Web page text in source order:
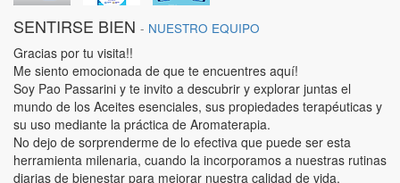
SENTIRSE BIEN - NUESTRO EQUIPO
Gracias por tu visita!!
Me siento emocionada de que te encuentres aquí!
Soy Pao Passarini y te invito a descubrir y explorar juntas el
mundo de los Aceites esenciales, sus propiedades terapéuticas y
su uso mediante la práctica de Aromaterapia.
No dejo de sorprenderme de lo efectiva que puede ser esta
herramienta milenaria, cuando la incorporamos a nuestras rutinas
diarias de bienestar para mejorar nuestra calidad de vida.